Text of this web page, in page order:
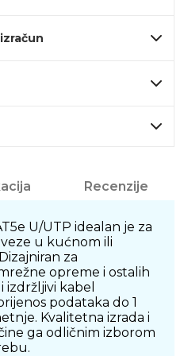
Recenzije
U/UTP idealan je za
u kućnom ili
za
opreme i ostalih
izdržljivi kabel
podataka do 1
Kvalitetna izrada i
ga odličnim izborom